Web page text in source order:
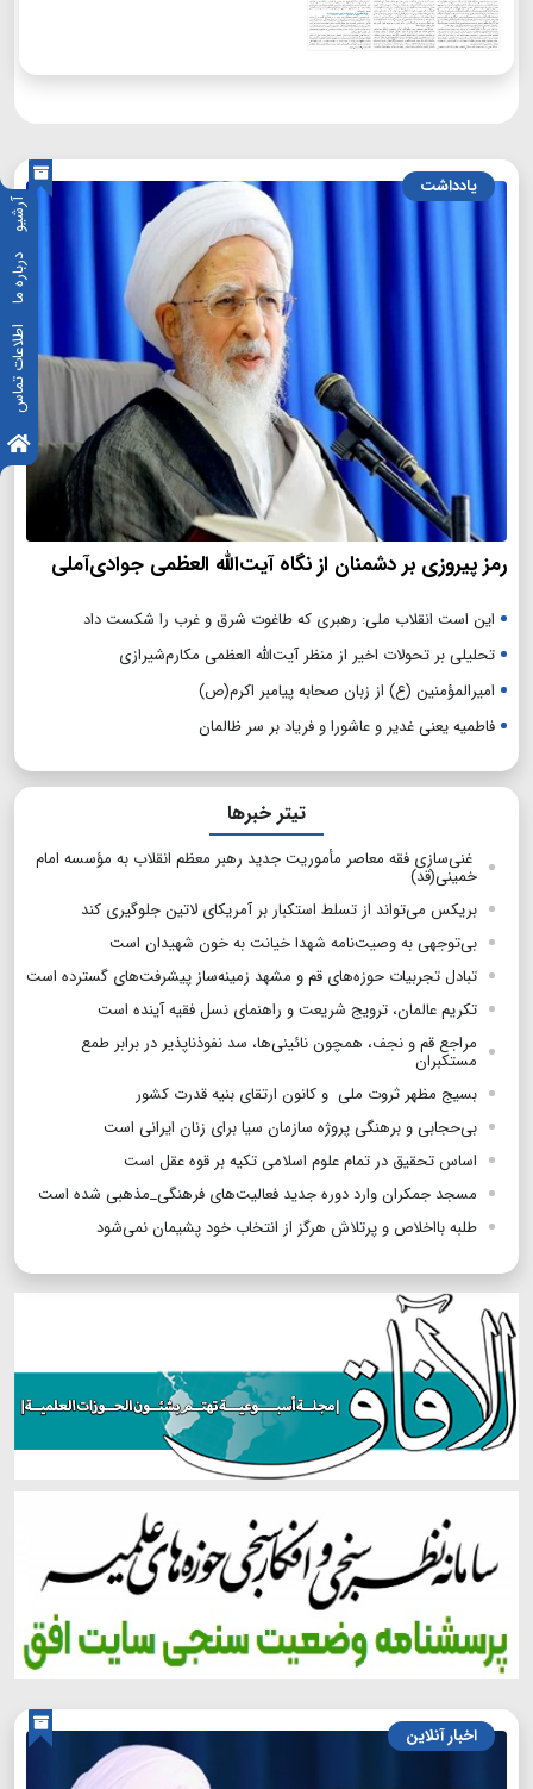
آرشیو
درباره ما
اطلاعات تماس
یادداشت
رمز پیروزی بر دشمنان از نگاه آیت‌الله العظمی جوادی‌آملی
این است انقلاب ملی: رهبری که طاغوت شرق و غرب را شکست داد
تحلیلی بر تحولات اخیر از منظر آیت‌الله العظمی مکارم‌شیرازی
امیرالمؤمنین (ع) از زبان صحابه پیامبر اکرم(ص)
فاطمیه یعنی غدیر و عاشورا و فریاد بر سر ظالمان
تیتر خبرها
غنی‌سازی فقه معاصر مأموریت جدید رهبر معظم انقلاب به مؤسسه امام
خمینی(قد)
بریکس می‌تواند از تسلط استکبار بر آمریکای لاتین جلوگیری کند
بی‌توجهی به وصیت‌نامه شهدا خیانت به خون شهیدان است
تبادل تجربیات حوزه‌های قم و مشهد زمینه‌ساز پیشرفت‌های گسترده است
تکریم عالمان، ترویج شریعت و راهنمای نسل فقیه آینده است
مراجع قم و نجف، همچون نائینی‌ها، سد نفوذناپذیر در برابر طمع
مستکبران
بسیج مظهر ثروت ملی و کانون ارتقای بنیه قدرت کشور
بی‌حجابی و برهنگی پروژه سازمان سیا برای زنان ایرانی است
اساس تحقیق در تمام علوم اسلامی تکیه بر قوه عقل است
مسجد جمکران وارد دوره جدید فعالیت‌های فرهنگی_مذهبی شده است
طلبه بااخلاص و پرتلاش هرگز از انتخاب خود پشیمان نمی‌شود
اخبار آنلاین